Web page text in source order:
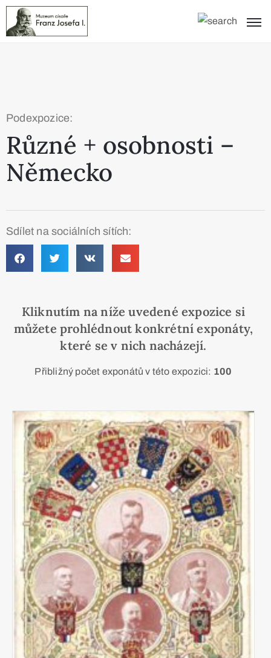
Podexpozice:
Různé + osobnosti –
Německo
Sdílet na sociálních sítích:
Kliknutím na níže uvedené expozice si
můžete prohlédnout konkrétní exponáty,
které se v nich nacházejí.
Přibližný počet exponátů v této expozici: 100